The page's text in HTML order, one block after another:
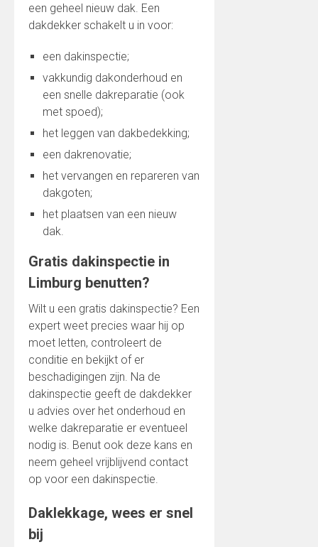
een geheel nieuw dak. Een
dakdekker schakelt u in voor:
een dakinspectie;
vakkundig dakonderhoud en
een snelle dakreparatie (ook
met spoed);
het leggen van dakbedekking;
een dakrenovatie;
het vervangen en repareren van
dakgoten;
het plaatsen van een nieuw
dak.
Gratis dakinspectie in
Limburg benutten?
Wilt u een gratis dakinspectie? Een
expert weet precies waar hij op
moet letten, controleert de
conditie en bekijkt of er
beschadigingen zijn. Na de
dakinspectie geeft de dakdekker
u advies over het onderhoud en
welke dakreparatie er eventueel
nodig is. Benut ook deze kans en
neem geheel vrijblijvend contact
op voor een dakinspectie.
Daklekkage, wees er snel
bij